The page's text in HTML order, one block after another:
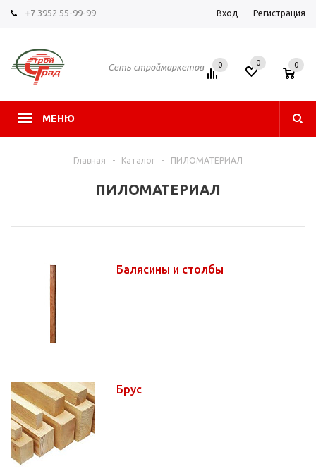
+7 3952 55-99-99 Вход Регистрация
Сеть строймаркетов
МЕНЮ
0 0 0
Главная - Каталог - ПИЛОМАТЕРИАЛ
ПИЛОМАТЕРИАЛ
Балясины и столбы
Брус